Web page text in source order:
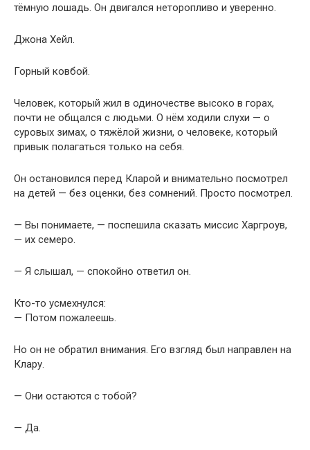
тёмную лошадь. Он двигался неторопливо и уверенно.
Джона Хейл.
Горный ковбой.
Человек, который жил в одиночестве высоко в горах,
почти не общался с людьми. О нём ходили слухи — о
суровых зимах, о тяжёлой жизни, о человеке, который
привык полагаться только на себя.
Он остановился перед Кларой и внимательно посмотрел
на детей — без оценки, без сомнений. Просто посмотрел.
— Вы понимаете, — поспешила сказать миссис Харгроув,
— их семеро.
— Я слышал, — спокойно ответил он.
Кто-то усмехнулся:
— Потом пожалеешь.
Но он не обратил внимания. Его взгляд был направлен на
Клару.
— Они остаются с тобой?
— Да.